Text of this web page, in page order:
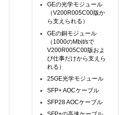
GEの光学モジュール
（V200R005C00版か
ら支えられる）
GEの銅モジュール
（1000のMbit/sで
V200R005C00版およ
び仕事だけから支えら
れる）
25GE光学モジュール
SFP+ AOCケーブル
SFP28 AOCケーブル